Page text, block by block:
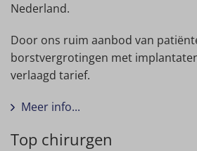
Nederland.
Door ons ruim aanbod van
borstvergrotingen met
verlaagd tarief.
Meer info...
Top chirurgen